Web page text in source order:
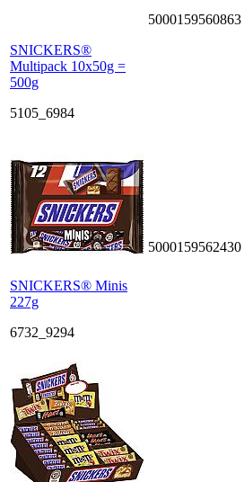
SNICKERS®
Multipack 10x50g =
500g
5105_6984
5000159560863
SNICKERS® Minis
227g
6732_9294
5000159562430